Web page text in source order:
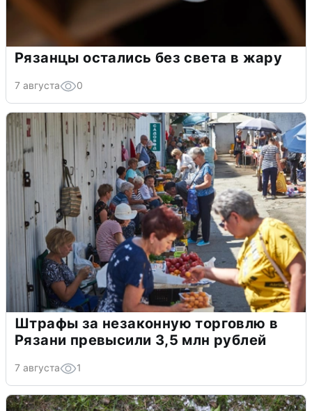
Рязанцы остались без света в жару
7 августа 0
Штрафы за незаконную торговлю в
Рязани превысили 3,5 млн рублей
7 августа 1